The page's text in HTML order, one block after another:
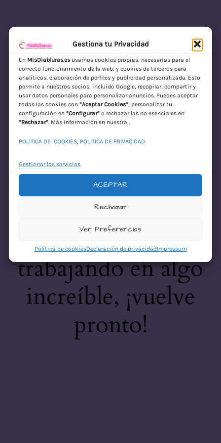
Gestiona tu Privacidad
En MisDiabluras.esusamos cookies propias, necesarias para el
correcto funcionamiento de la web, y cookies de terceros para
analíticas, elaboración de perfiles y publicidad personalizada. Esto
permite a nuestros socios, incluido Google, recopilar, compartir y
usar datos personales para personalizar anuncios. Puedes aceptar
todas las cookies con “Aceptar Cookies”, personalizar tu
configuración en “Configurar”o rechazar las no esenciales en
“Rechazar”. Más información en nuestra .
POLITICA DE COOKIES, POLITICA DE PRIVACIDAD
Gestionar los servicios
ACEPTAR
Rechazar
Ver Preferencias
Política de cookiesDeclaración de privacidadImpressum
MisDiabluras | Sexshop Online con Envío
Discreto en España
Acceder
¡Disculpa este
desastre! Estamos
trabajando en algo
increíble, ¡vuelve
pronto!